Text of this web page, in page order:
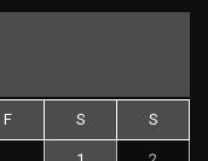
F S S